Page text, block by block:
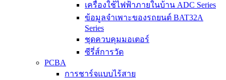
เครื่องใช้ไฟฟ้าภายในบ้าน ADC Series
ข้อมูลจำเพาะของรถยนต์ BAT32A
Series
ชุดควบคุมมอเตอร์
ซีรี่ส์การวัด
PCBA
การชาร์จแบบไร้สาย